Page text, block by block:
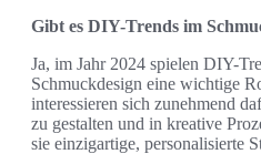
Gibt es DIY-Trends im
Ja, im Jahr 2024 spielen DIY-
Schmuckdesign eine wichtige
interessieren sich zunehmend
zu gestalten und in kreative
sie einzigartige, personalisierte